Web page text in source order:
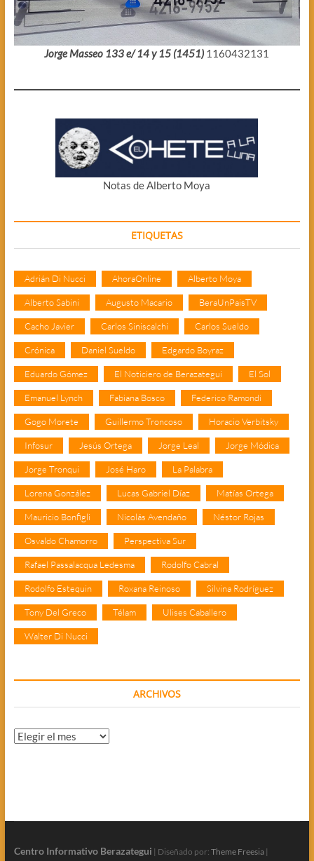
Jorge Masseo 133 e/ 14 y 15 (1451) 1160432131
Notas de Alberto Moya
ETIQUETAS
Adrián Di Nucci AhoraOnline Alberto Moya
Alberto Sabini Augusto Macario BeraUnPaisTV
Cacho Javier Carlos Siniscalchi Carlos Sueldo
Crónica Daniel Sueldo Edgardo Boyraz
Eduardo Gómez El Noticiero de Berazategui El Sol
Emanuel Lynch Fabiana Bosco Federico Ramondi
Gogo Morete Guillermo Troncoso Horacio Verbitsky
Infosur Jesús Ortega Jorge Leal Jorge Módica
Jorge Tronqui José Haro La Palabra
Lorena González Lucas Gabriel Díaz Matías Ortega
Mauricio Bonfigli Nicolás Avendaño Néstor Rojas
Osvaldo Chamorro Perspectiva Sur
Rafael Passalacqua Ledesma Rodolfo Cabral
Rodolfo Estequin Roxana Reinoso Silvina Rodríguez
Tony Del Greco Télam Ulises Caballero
Walter Di Nucci
ARCHIVOS
Archivos
Centro Informativo Berazategui | Diseñado por: Theme Freesia|